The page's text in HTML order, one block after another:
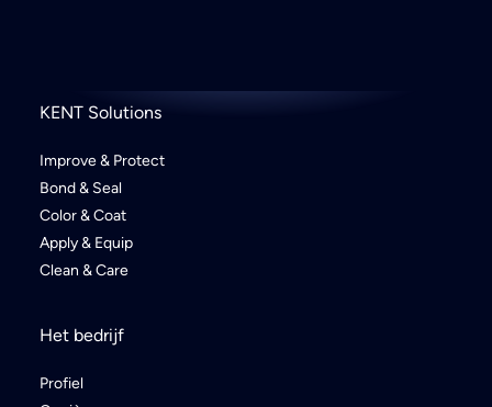
KENT Solutions
Improve & Protect
Bond & Seal
Color & Coat
Apply & Equip
Clean & Care
Het bedrijf
Profiel